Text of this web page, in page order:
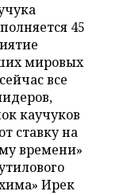
45
мировых
все
каучуков
ставку на
времени»
Ирек